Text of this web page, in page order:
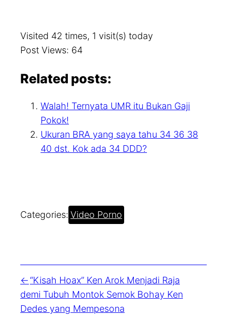
Visited 42 times, 1 visit(s) today
Post Views: 64
Related posts:
Walah! Ternyata UMR itu Bukan Gaji
Pokok!
Ukuran BRA yang saya tahu 34 36 38
40 dst. Kok ada 34 DDD?
Categories: Video Porno
“Kisah Hoax” Ken Arok Menjadi Raja
demi Tubuh Montok Semok Bohay Ken
Dedes yang Mempesona